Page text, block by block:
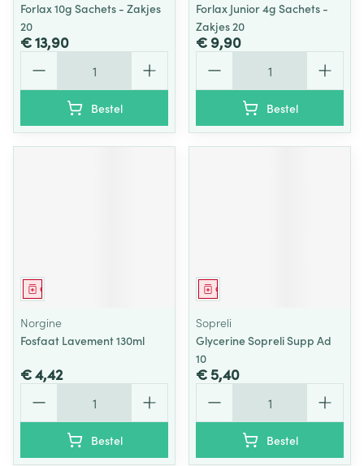
Forlax 10g Sachets - Zakjes
20
€ 13,90
Bestel
Forlax Junior 4g Sachets -
Zakjes 20
€ 9,90
Bestel
Geneesmiddel
Norgine
Fosfaat Lavement 130ml
€ 4,42
Bestel
Geneesmiddel
Sopreli
Glycerine Sopreli Supp Ad
10
€ 5,40
Bestel